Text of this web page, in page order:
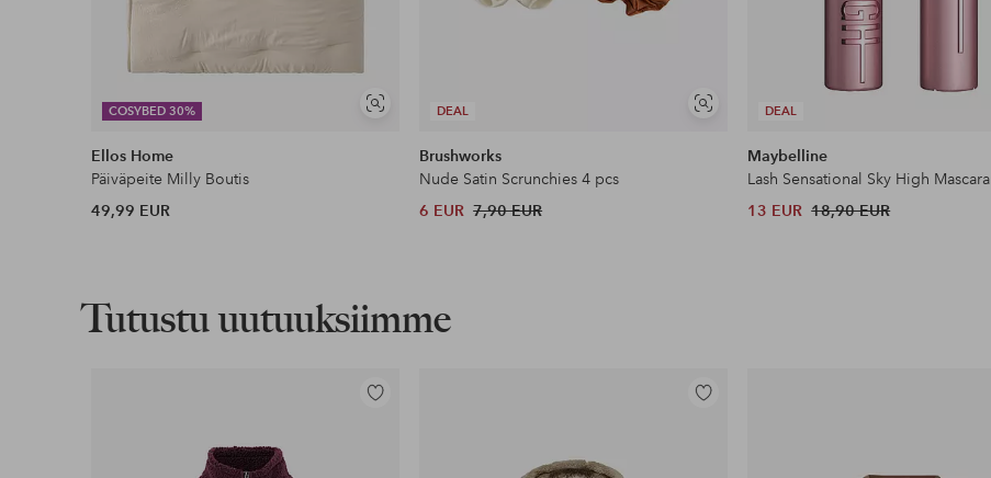
COSYBED 30%
Näytä
Ellos Home
Päiväpeite Milly Boutis
49,99 EUR
DEAL
Näytä
Brushworks
Nude Satin Scrunchies 4 pcs
6 EUR 7,90 EUR
DEAL
Maybelline
Lash Sensational Sky High Mascara
13 EUR 18,90 EUR
Tutustu uutuuksiimme
Lisää
Lisää